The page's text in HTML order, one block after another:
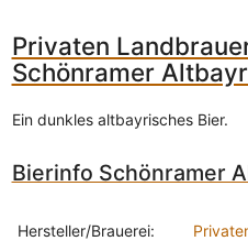
Privaten
Schönramer
Ein dunkles altbayrisches Bier.
Bierinfo Schönramer
Hersteller/Brauerei: